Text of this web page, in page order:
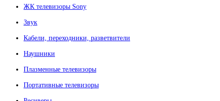
ЖК телевизоры Sony
Звук
Кабели, переходники, разветвители
Наушники
Плазменные телевизоры
Портативные телевизоры